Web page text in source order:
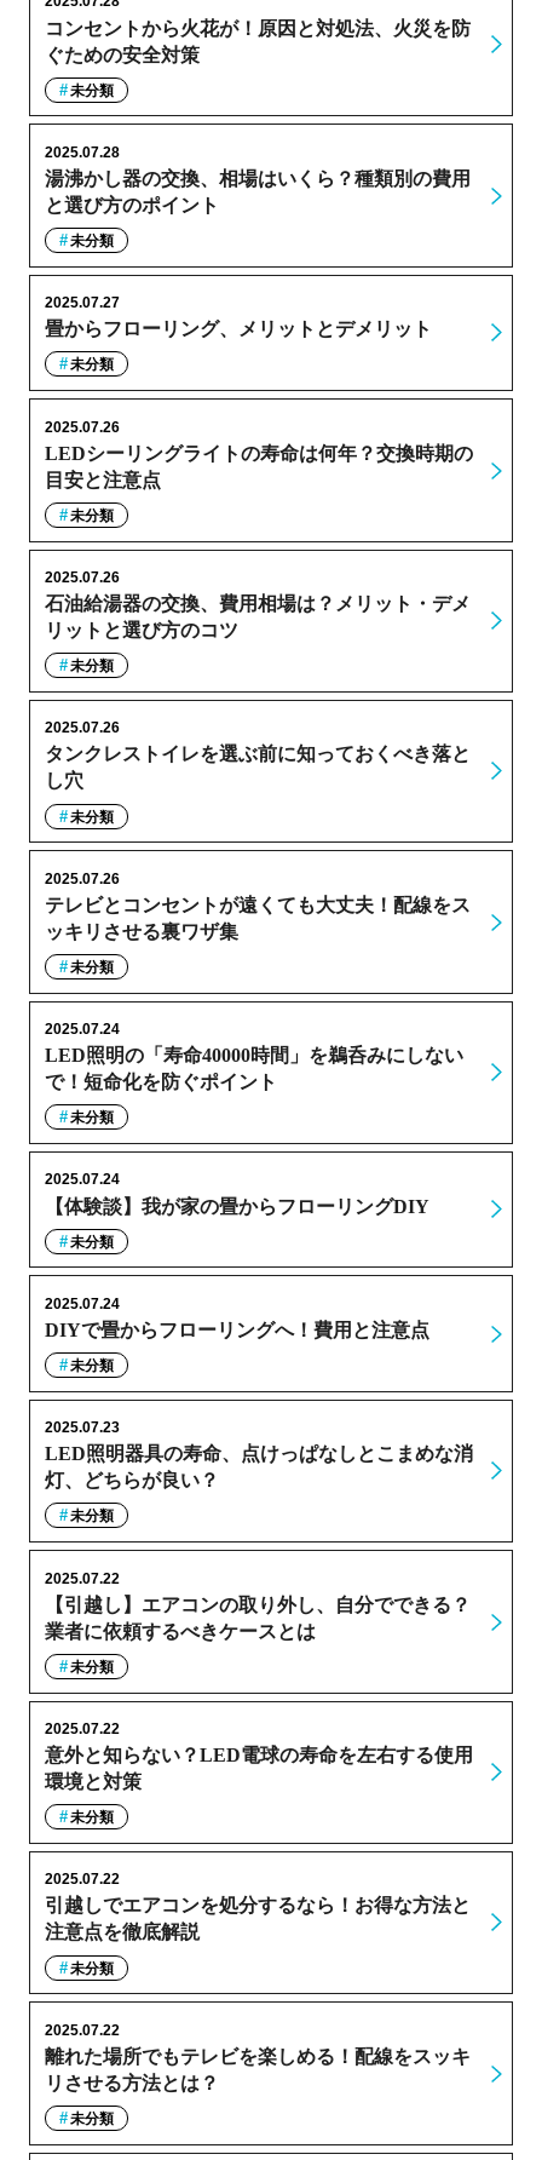
コンセントから火花が！原因と対処法、火災を防
ぐための安全対策
未分類
湯沸かし器の交換、相場はいくら？種類別の費用
と選び方のポイント
2025.07.28
未分類
畳からフローリング、メリットとデメリット
2025.07.27
未分類
LEDシーリングライトの寿命は何年？交換時期の
目安と注意点
2025.07.26
未分類
石油給湯器の交換、費用相場は？メリット・デメ
リットと選び方のコツ
2025.07.26
未分類
タンクレストイレを選ぶ前に知っておくべき落と
し穴
2025.07.26
未分類
テレビとコンセントが遠くても大丈夫！配線をス
ッキリさせる裏ワザ集
2025.07.26
未分類
LED照明の「寿命40000時間」を鵜呑みにしない
で！短命化を防ぐポイント
2025.07.24
未分類
【体験談】我が家の畳からフローリングDIY
2025.07.24
未分類
DIYで畳からフローリングへ！費用と注意点
2025.07.24
未分類
LED照明器具の寿命、点けっぱなしとこまめな消
灯、どちらが良い？
2025.07.23
未分類
【引越し】エアコンの取り外し、自分でできる？
業者に依頼するべきケースとは
2025.07.22
未分類
意外と知らない？LED電球の寿命を左右する使用
環境と対策
2025.07.22
未分類
引越しでエアコンを処分するなら！お得な方法と
注意点を徹底解説
2025.07.22
未分類
離れた場所でもテレビを楽しめる！配線をスッキ
リさせる方法とは？
2025.07.22
未分類